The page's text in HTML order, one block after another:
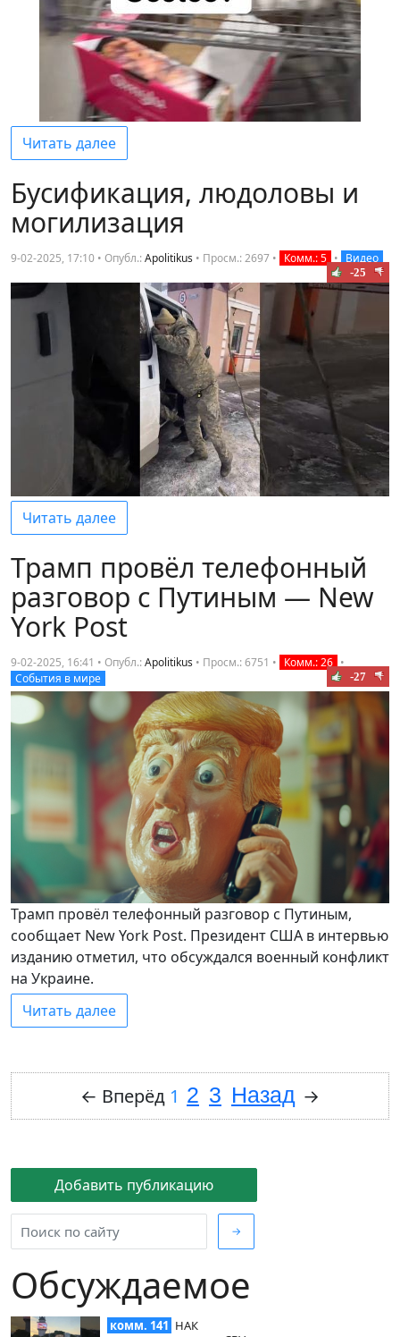
Добавить публикацию
→
Обсуждаемое
комм. 141 НАК
Читать далее
Бусификация, людоловы и
могилизация
9-02-2025, 17:10 • Опубл.:Apolitikus • Просм.: 2697 • Комм.: 5 • Видео
-25
Читать далее
Трамп провёл телефонный
разговор с Путиным — New
York Post
9-02-2025, 16:41 • Опубл.:Apolitikus • Просм.: 6751 • Комм.: 26 •
События в мире
-27
Трамп провёл телефонный разговор с Путиным,
сообщает New York Post. Президент США в интервью
изданию отметил, что обсуждался военный конфликт
на Украине.
Читать далее
← Вперёд 1 2 3 Назад →